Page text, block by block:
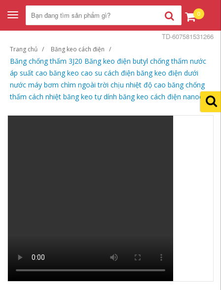
Toggle
navigation
0
Trang chủ Băng keo cách điện
Băng chống thấm 3J20 Băng keo điện butyl chống thấm nước
áp suất cao băng keo cao su cách điện băng keo điện dưới
nước máy bơm chìm ngoài trời chịu nhiệt độ cao băng chống
thấm cách nhiệt băng keo tự dính băng keo cách điện nanoco
TD-607581531266